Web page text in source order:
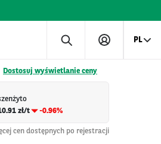
PL
Dostosuj wyświetlanie ceny
zł/t
-0.96%
cen dostępnych po rejestracji